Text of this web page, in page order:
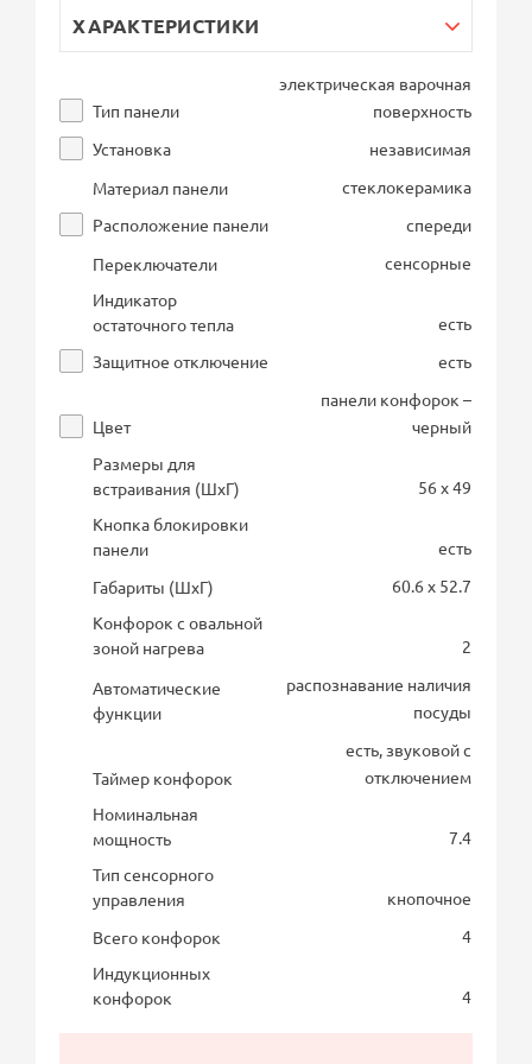
ХАРАКТЕРИСТИКИ
Тип панели
электрическая варочная
поверхность
Установка
независимая
Материал панели
стеклокерамика
Расположение панели
спереди
Переключатели
сенсорные
Индикатор
остаточного тепла
есть
Защитное отключение
есть
Цвет
панели конфорок –
черный
Размеры для
встраивания (ШхГ)
56 x 49
Кнопка блокировки
панели
есть
Габариты (ШхГ)
60.6 x 52.7
Конфорок с овальной
зоной нагрева
2
Автоматические
функции
распознавание наличия
посуды
Таймер конфорок
есть, звуковой с
отключением
Номинальная
мощность
7.4
Тип сенсорного
управления
кнопочное
Всего конфорок
4
Индукционных
конфорок
4